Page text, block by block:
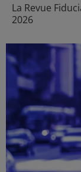
La Revue
2026